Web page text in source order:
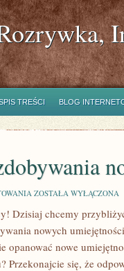
TREŚCI BLOG
SEKRETY
NOWYCH
UMIEJĘTNOŚCI
ZOSTAŁA WYŁĄCZONA
Dzisiaj chcemy
nowych
​opanować nowe
Przekonajcie się, ⁢że